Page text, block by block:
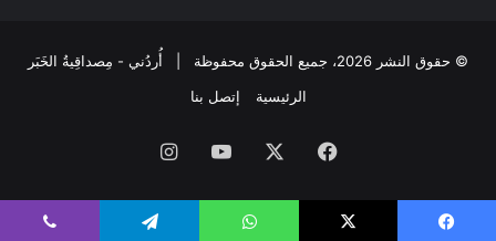
© حقوق النشر 2026، جميع الحقوق محفوظة | أُردُني - مِصداقِيةُ الخَبَر
الرئيسية
إتصل بنا
فيسبوك ‫YouTube